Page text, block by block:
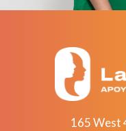
165 West